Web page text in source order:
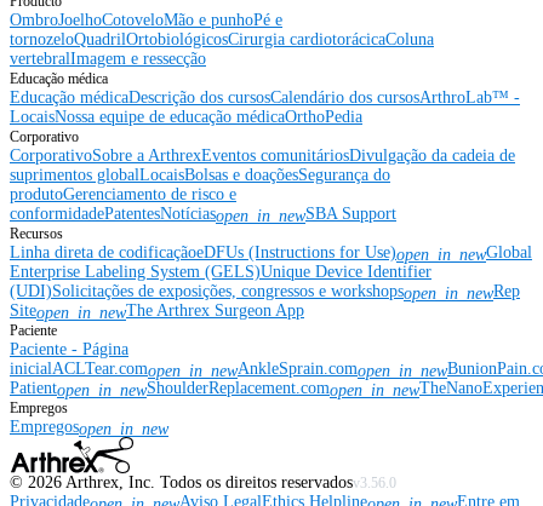
OmbroJoelhoCotoveloMão e punhoPé e
tornozeloQuadrilOrtobiológicosCirurgia cardiotorácicaColuna
vertebralImagem e ressecção
Educação médica
Educação médicaDescrição dos cursosCalendário dos cursosArthroLab™ -
LocaisNossa equipe de educação médicaOrthoPedia
Corporativo
CorporativoSobre a ArthrexEventos comunitáriosDivulgação da cadeia de
suprimentos globalLocaisBolsas e doaçõesSegurança do
produtoGerenciamento de risco e
conformidadePatentesNotíciasopen_in_newSBA Support
Recursos
Linha direta de codificaçãoeDFUs (Instructions for Use)open_in_newGlobal
Enterprise Labeling System (GELS)Unique Device Identifier
(UDI)Solicitações de exposições, congressos e workshopsopen_in_newRep
Siteopen_in_newThe Arthrex Surgeon App
Paciente
Paciente - Página
inicial ACLTear.comopen_in_newAnkleSprain.comopen_in_new
Patientopen_in_newShoulderReplacement.comopen_in_new
Empregos
Empregosopen_in_new
© 2026 Arthrex, Inc. Todos os direitos reservadosv3.56.0
Privacidade Aviso LegalEthics Helpline
Entre em